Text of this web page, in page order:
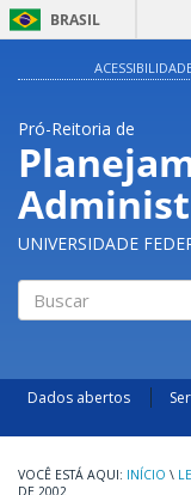
BRASIL
Pró-Reitoria de
UNIVERSIDADE
Dados abertos
INÍCIO \
DE 2002